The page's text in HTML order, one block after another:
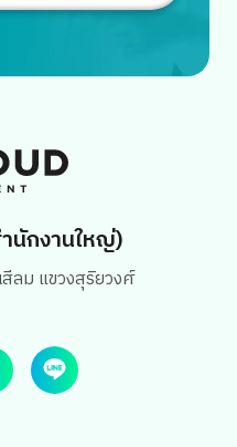
นักงานใหญ่)
ลม แขวงสุริยวงศ์